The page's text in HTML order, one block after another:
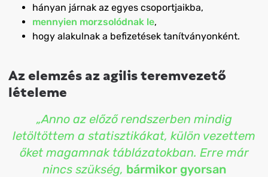
hányan járnak az egyes csoportjaikba,
mennyien morzsolódnak le,
hogy alakulnak a befizetések tanítványonként.
Az elemzés az agilis teremvezető
lételeme
„Anno az előző rendszerben mindig
letöltöttem a statisztikákat, külön vezettem
őket magamnak táblázatokban. Erre már
nincs szükség, bármikor gyorsan